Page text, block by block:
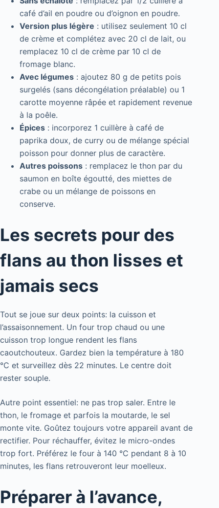
café d’ail en poudre ou d’oignon en poudre.
Version plus légère : utilisez seulement 10 cl
de crème et complétez avec 20 cl de lait, ou
remplacez 10 cl de crème par 10 cl de
fromage blanc.
Avec légumes : ajoutez 80 g de petits pois
surgelés (sans décongélation préalable) ou 1
carotte moyenne râpée et rapidement revenue
à la poêle.
Épices : incorporez 1 cuillère à café de
paprika doux, de curry ou de mélange spécial
poisson pour donner plus de caractère.
Autres poissons : remplacez le thon par du
saumon en boîte égoutté, des miettes de
crabe ou un mélange de poissons en
conserve.
Les secrets pour des
flans au thon lisses et
jamais secs
Tout se joue sur deux points: la cuisson et
l’assaisonnement. Un four trop chaud ou une
cuisson trop longue rendent les flans
caoutchouteux. Gardez bien la température à 180
°C et surveillez dès 22 minutes. Le centre doit
rester souple.
Autre point essentiel: ne pas trop saler. Entre le
thon, le fromage et parfois la moutarde, le sel
monte vite. Goûtez toujours votre appareil avant de
rectifier. Pour réchauffer, évitez le micro-ondes
trop fort. Préférez le four à 140 °C pendant 8 à 10
minutes, les flans retrouveront leur moelleux.
Préparer à l’avance,